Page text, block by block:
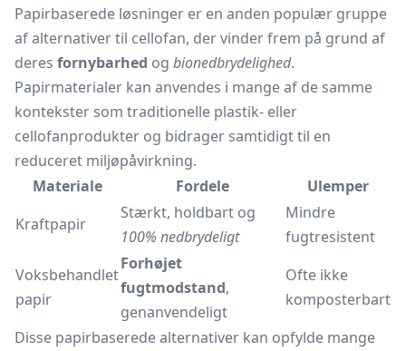
Papirbaserede løsninger er en anden populær gruppe
af alternativer til cellofan, der vinder frem på grund af
deres fornybarhed og bionedbrydelighed.
Papirmaterialer kan anvendes i mange af de samme
kontekster som traditionelle plastik- eller
cellofanprodukter og bidrager samtidigt til en
reduceret miljøpåvirkning.
Materiale
Fordele
Ulemper
Kraftpapir
Stærkt, holdbart og
100% nedbrydeligt
Mindre
fugtresistent
Voksbehandlet
papir
Forhøjet
fugtmodstand,
genanvendeligt
Ofte ikke
komposterbart
Disse papirbaserede alternativer kan opfylde mange